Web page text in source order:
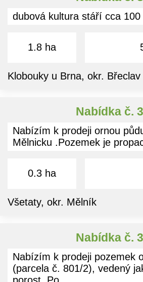
dubová kultura stáří cca 100
1.8 ha
Klobouky u Brna, okr. Břeclav
Nabídka č.
Nabízím k prodeji ornou
Mělnicku .Pozemek je
0.3 ha
Všetaty, okr. Mělník
Nabídka č.
Nabízím k prodeji pozemek
(parcela č. 801/2), vedený